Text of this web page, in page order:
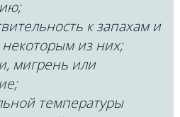
к запахам и
из них;
мигрень или
температуры